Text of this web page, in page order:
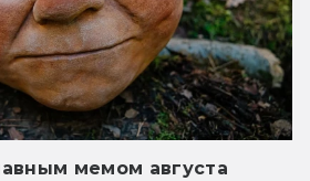
мемом августа